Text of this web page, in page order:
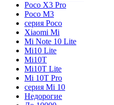
Poco X3 Pro
Poco M3
серия Poco
Xiaomi Mi
Mi Note 10 Lite
Mi10 Lite
Mi10T
Mi10T Lite
Mi 10T Pro
серия Mi 10
Недорогие